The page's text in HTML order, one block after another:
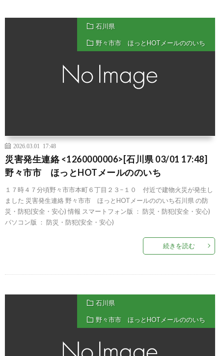
石川県
野々市市 ほっとHOTメールののいち
2026.03.01 17:48
災害発生連絡 <1260000006>[石川県 03/01 17:48]
野々市市 ほっとHOTメールののいち
１７時４７分頃野々市市本町６丁目２３−１０ 付近で建物火災が発生し
ました 災害発生連絡 野々市市 ほっとHOTメールののいち石川県 の防
災・防犯(安全・安心) 情報 スマートフォン版 ： 防災・防犯(安全・安心)
パソコン版 ： 防災・防犯(安全・安心)
続きを読む
石川県
野々市市 ほっとHOTメールののいち